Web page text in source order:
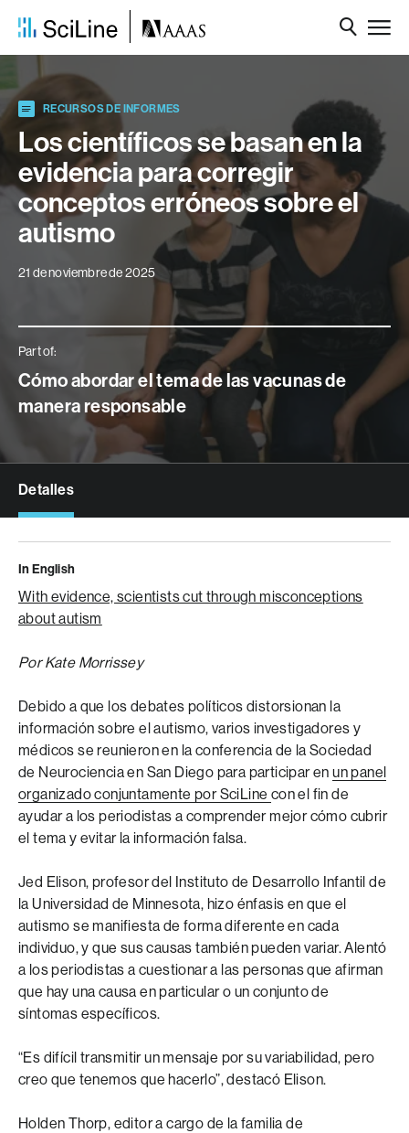
RECURSOS DE INFORMES
Los científicos se basan en la
evidencia para corregir
conceptos erróneos sobre el
autismo
21 de noviembre de 2025
Part of:
Cómo abordar el tema de las vacunas de
manera responsable
Detalles
In English
With evidence, scientists cut through misconceptions
about autism
Por Kate Morrissey
Debido a que los debates políticos distorsionan la
información sobre el autismo, varios investigadores y
médicos se reunieron en la conferencia de la Sociedad
de Neurociencia en San Diego para participar enun panel
organizado conjuntamente por SciLine con el fin de
ayudar a los periodistas a comprender mejor cómo cubrir
el tema y evitar la información falsa.
Jed Elison, profesor del Instituto de Desarrollo Infantil de
la Universidad de Minnesota, hizo énfasis en que el
autismo se manifiesta de forma diferente en cada
individuo, y que sus causas también pueden variar. Alentó
a los periodistas a cuestionar a las personas que afirman
que hay una causa en particular o un conjunto de
síntomas específicos.
“Es difícil transmitir un mensaje por su variabilidad, pero
creo que tenemos que hacerlo”, destacó Elison.
Holden Thorp, editor a cargo de la familia de